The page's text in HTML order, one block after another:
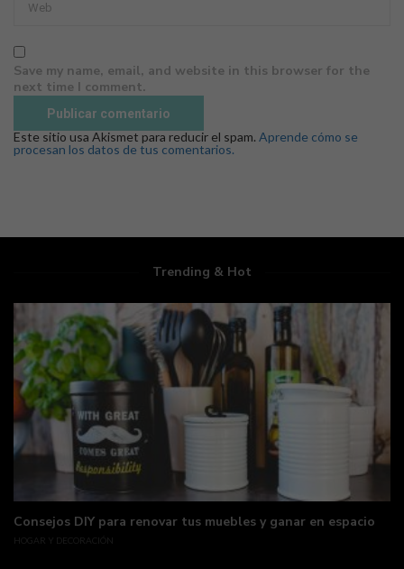
Save my name, email, and website in this browser for the
next time I comment.
Este sitio usa Akismet para reducir el spam. Aprende cómo se
procesan los datos de tus comentarios.
Trending & Hot
Consejos DIY para renovar tus muebles y ganar en espacio
HOGAR Y DECORACIÓN